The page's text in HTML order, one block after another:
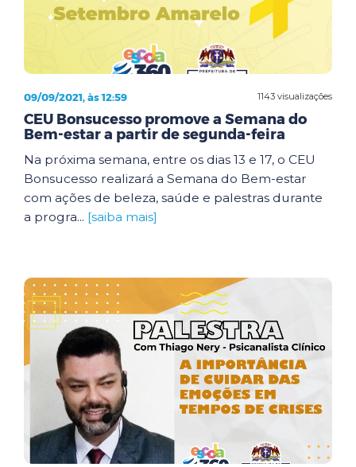
1143 visualizações
09/09/2021, às 12:59
CEU Bonsucesso promove a Semana do
Bem-estar a partir de segunda-feira
Na próxima semana, entre os dias 13 e 17, o CEU
Bonsucesso realizará a Semana do Bem-estar
com ações de beleza, saúde e palestras durante
a progra... [saiba mais]